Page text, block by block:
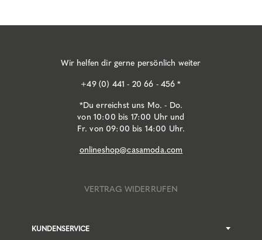
Wir helfen dir gerne persönlich weiter
+49 (0) 441 - 20 66 - 456 *
*Du erreichst uns Mo. - Do.
von 10:00 bis 17:00 Uhr und
Fr. von 09:00 bis 14:00 Uhr.
onlineshop@casamoda.com
VERTRAG WIDERRUFEN
KUNDENSERVICE